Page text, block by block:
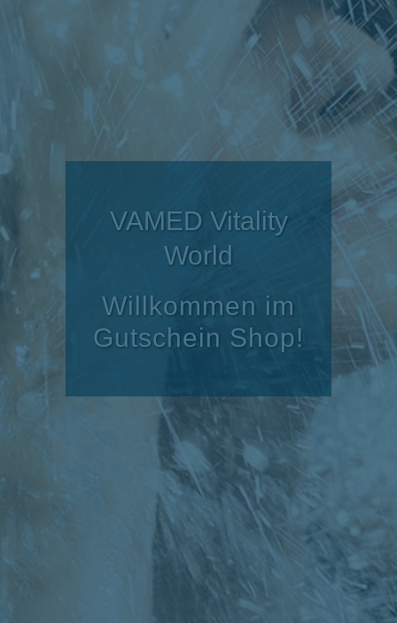
VAMED Vitality
World
Willkommen im
Gutschein Shop!